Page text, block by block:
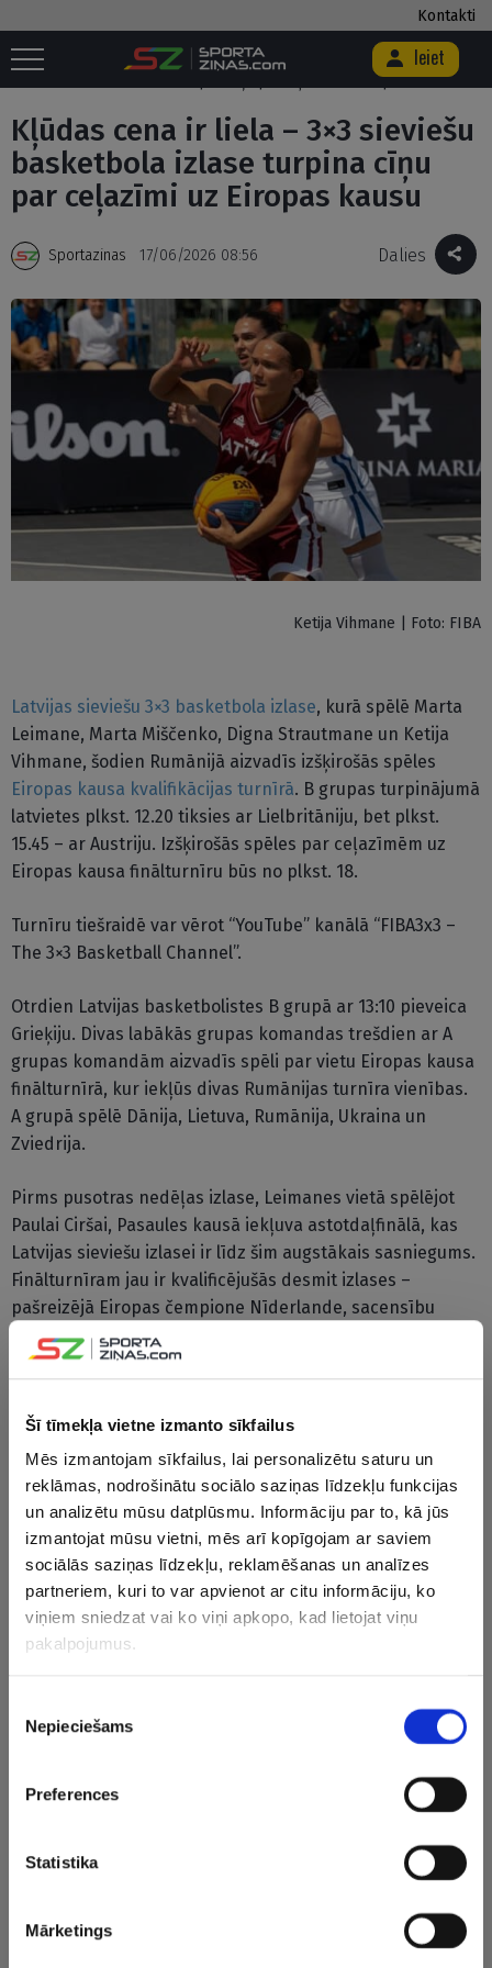
Šī tīmekļa vietne izmanto sīkfailus
Mēs izmantojam sīkfailus, lai personalizētu saturu un
reklāmas, nodrošinātu sociālo saziņas līdzekļu funkcijas
un analizētu mūsu datplūsmu. Informāciju par to, kā jūs
izmantojat mūsu vietni, mēs arī kopīgojam ar saviem
sociālās saziņas līdzekļu, reklamēšanas un analīzes
partneriem, kuri to var apvienot ar citu informāciju, ko
viņiem sniedzat vai ko viņi apkopo, kad lietojat viņu
pakalpojumus.
izvēle
Nepieciešams
Preferences
Statistika
Mārketings
Kontakti
Ieiet
Sākums Basketbols / 3x3 basketbols
Kļūdas cena ir liela – 3×3
sieviešu basketbola izlase turpina cīņu par ceļazīmi uz Eiropas kausu
Kļūdas cena ir liela – 3×3 sieviešu
basketbola izlase turpina cīņu
par ceļazīmi uz Eiropas kausu
Sportazinas 17/06/2026 08:56 Dalies
Ketija Vihmane | Foto: FIBA
Latvijas sieviešu 3×3 basketbola izlase, kurā spēlē Marta
Leimane, Marta Miščenko, Digna Strautmane un Ketija
Vihmane, šodien Rumānijā aizvadīs izšķirošās spēles
Eiropas kausa kvalifikācijas turnīrā. B grupas turpinājumā
latvietes plkst. 12.20 tiksies ar Lielbritāniju, bet plkst.
15.45 – ar Austriju. Izšķirošās spēles par ceļazīmēm uz
Eiropas kausa finālturnīru būs no plkst. 18.
Turnīru tiešraidē var vērot “YouTube” kanālā “FIBA3x3 –
The 3×3 Basketball Channel”.
Otrdien Latvijas basketbolistes B grupā ar 13:10 pieveica
Grieķiju. Divas labākās grupas komandas trešdien ar A
grupas komandām aizvadīs spēli par vietu Eiropas kausa
finālturnīrā, kur iekļūs divas Rumānijas turnīra vienības.
A grupā spēlē Dānija, Lietuva, Rumānija, Ukraina un
Zviedrija.
Pirms pusotras nedēļas izlase, Leimanes vietā spēlējot
Paulai Ciršai, Pasaules kausā iekļuva astotdaļfinālā, kas
Latvijas sieviešu izlasei ir līdz šim augstākais sasniegums.
Finālturnīram jau ir kvalificējušās desmit izlases –
pašreizējā Eiropas čempione Nīderlande, sacensību
rīkotāja Beļģija, kā arī Spānija, Francija, Vācija, Polija un
Čehija pēc ranga un kvalifikācijas turnīru uzvarētājas
ir pašreizējai čempionei Lietuvai, mājiniecei Beļģijai, pēc
ranga – Serbijai, Francijai, Nīderlandei, Vācijai un Pasaules
kausa ieguvējai Latvijai, kā arī kvalifikācijas turnīru
uzvarētājām Itālijai, Īrijai un Šveicei.
Eiropas čempionāta finālturnīrs no 11. līdz 13.
septembrim notiks Beļģijas pilsētā Antverpenē.
vakardienas
neveiksmes un iesoļo
Viens no
noslēdz